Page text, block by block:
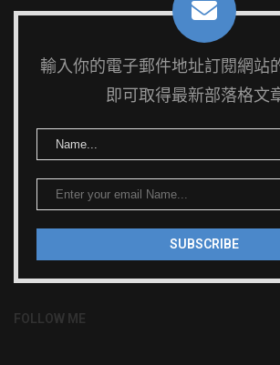
輸入你的電子郵件地址訂閱網站
即可取得最新部落格文
FOLLOW ME